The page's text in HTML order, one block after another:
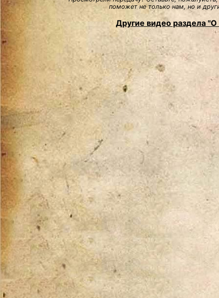
поможет не только нам, но и
Другие видео раздела